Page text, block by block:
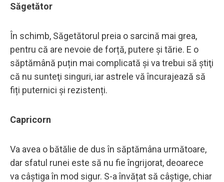
Săgetător
În schimb, Săgetătorul preia o sarcină mai grea,
pentru că are nevoie de forță, putere şi tărie. E o
săptămână puțin mai complicată și va trebui să ştiţi
că nu sunteţi singuri, iar astrele vă încurajează să
fiți puternici și rezistenți.
Capricorn
Va avea o bătălie de dus în săptămâna următoare,
dar sfatul runei este să nu fie îngrijorat, deoarece
va câștiga în mod sigur. S-a învățat să câștige, chiar